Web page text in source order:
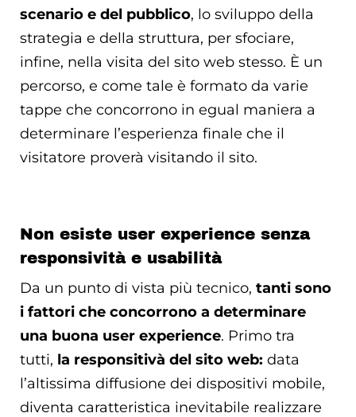
scenario e del pubblico, lo sviluppo della
strategia e della struttura, per sfociare,
infine, nella visita del sito web stesso. È un
percorso, e come tale è formato da varie
tappe che concorrono in egual maniera a
determinare l’esperienza finale che il
visitatore proverà visitando il sito.
Non esiste user experience senza
responsività e usabilità
Da un punto di vista più tecnico, tanti sono
i fattori che concorrono a determinare
una buona user experience. Primo tra
tutti, la responsitivà del sito web: data
l’altissima diffusione dei dispositivi mobile,
diventa caratteristica inevitabile realizzare